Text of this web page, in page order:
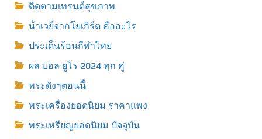
ติดตามเทรนด์สุขภาพ
น้ําเวย์จากโยเกิร์ต คืออะไร
ประเด็นร้อนกีฬาไทย
ผล บอล ยูโร 2024 ทุก คู่
พระดังๆตอนนี้
พระเครื่องยอดนิยม ราคาแพง
พระเหรียญยอดนิยม ปัจจุบัน